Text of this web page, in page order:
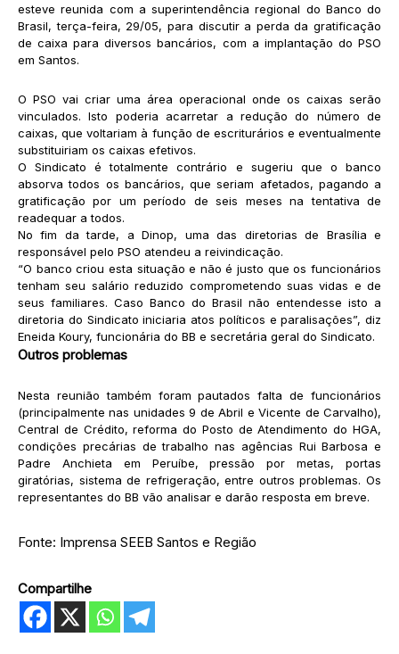
esteve reunida com a superintendência regional do Banco do
Brasil, terça-feira, 29/05, para discutir a perda da gratificação
de caixa para diversos bancários, com a implantação do PSO
em Santos.
O PSO vai criar uma área operacional onde os caixas serão
vinculados. Isto poderia acarretar a redução do número de
caixas, que voltariam à função de escriturários e eventualmente
substituiriam os caixas efetivos.
O Sindicato é totalmente contrário e sugeriu que o banco
absorva todos os bancários, que seriam afetados, pagando a
gratificação por um período de seis meses na tentativa de
readequar a todos.
No fim da tarde, a Dinop, uma das diretorias de Brasília e
responsável pelo PSO atendeu a reivindicação.
“O banco criou esta situação e não é justo que os funcionários
tenham seu salário reduzido comprometendo suas vidas e de
seus familiares. Caso Banco do Brasil não entendesse isto a
diretoria do Sindicato iniciaria atos políticos e paralisações”, diz
Eneida Koury, funcionária do BB e secretária geral do Sindicato.
Outros problemas
Nesta reunião também foram pautados falta de funcionários
(principalmente nas unidades 9 de Abril e Vicente de Carvalho),
Central de Crédito, reforma do Posto de Atendimento do HGA,
condições precárias de trabalho nas agências Rui Barbosa e
Padre Anchieta em Peruíbe, pressão por metas, portas
giratórias, sistema de refrigeração, entre outros problemas. Os
representantes do BB vão analisar e darão resposta em breve.
Fonte: Imprensa SEEB Santos e Região
Compartilhe